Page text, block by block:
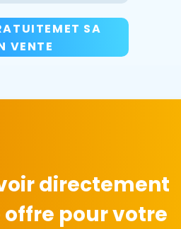
SA
VENTE
directement
pour votre